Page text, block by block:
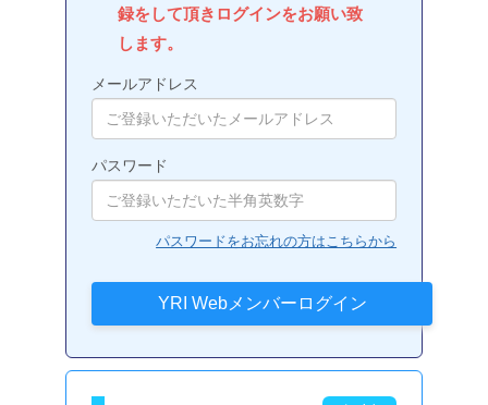
録をして頂きログインをお願い致
します。
メールアドレス
パスワード
パスワードをお忘れの方はこちらから